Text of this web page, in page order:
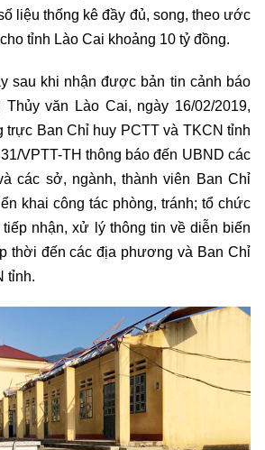
liệu thống kê đầy đủ, song, theo ước
tỉnh Lào Cai khoảng 10 tỷ đồng.
sau khi nhận được bản tin cảnh báo
văn Lào Cai, ngày 16/02/2019,
trực Ban Chỉ huy PCTT và TKCN tỉnh
VPTT-TH thông báo đến UBND các
các sở, ngành, thành viên Ban Chỉ
khai công tác phòng, tránh; tổ chức
nhận, xử lý thông tin về diễn biến
thời đến các địa phương và Ban Chỉ
tỉnh.